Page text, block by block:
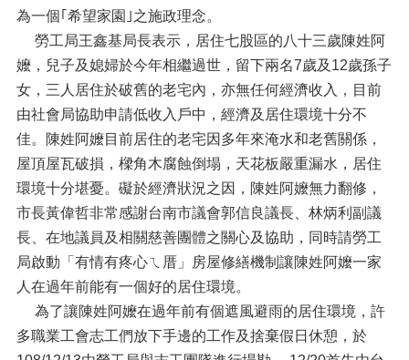
為一個｢希望家園｣之施政理念。
勞工局王鑫基局長表示，居住七股區的八十三歲陳姓阿
嬤，兒子及媳婦於今年相繼過世，留下兩名7歲及12歲孫子
女，三人居住於破舊的老宅內，亦無任何經濟收入，目前
由社會局協助申請低收入戶中，經濟及居住環境十分不
佳。陳姓阿嬤目前居住的老宅因多年來淹水和老舊關係，
屋頂屋瓦破損，樑角木腐蝕倒塌，天花板嚴重漏水，居住
環境十分堪憂。礙於經濟狀況之因，陳姓阿嬤無力翻修，
市長黃偉哲非常感謝台南市議會郭信良議長、林炳利副議
長、在地議員及相關慈善團體之關心及協助，同時請勞工
局啟動「有情有疼心ㄟ厝」房屋修繕機制讓陳姓阿嬤一家
人在過年前能有一個好的居住環境。
為了讓陳姓阿嬤在過年前有個遮風避雨的居住環境，許
多職業工會志工們放下手邊的工作及捨棄假日休憩，於